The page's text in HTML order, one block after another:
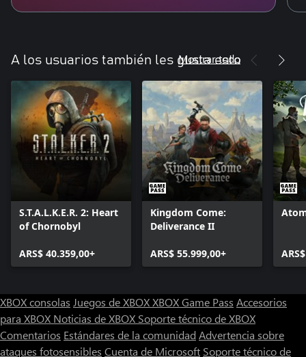
A los usuarios también les gusta esto
Mostrar todo
S.T.A.L.K.E.R. 2: Heart
of Chornobyl
ARS$ 40.359,00+
Kingdom Come:
Deliverance II
ARS$ 55.999,00+
XBOX consolas Juegos de XBOXXBOX Game Pass Accesorios
para XBOX Noticias de XBOX Soporte técnico de XBOX
Comentarios Estándares de la comunidad Advertencia sobre
ataques fotosensibles Cuenta de Microsoft Soporte técnico de